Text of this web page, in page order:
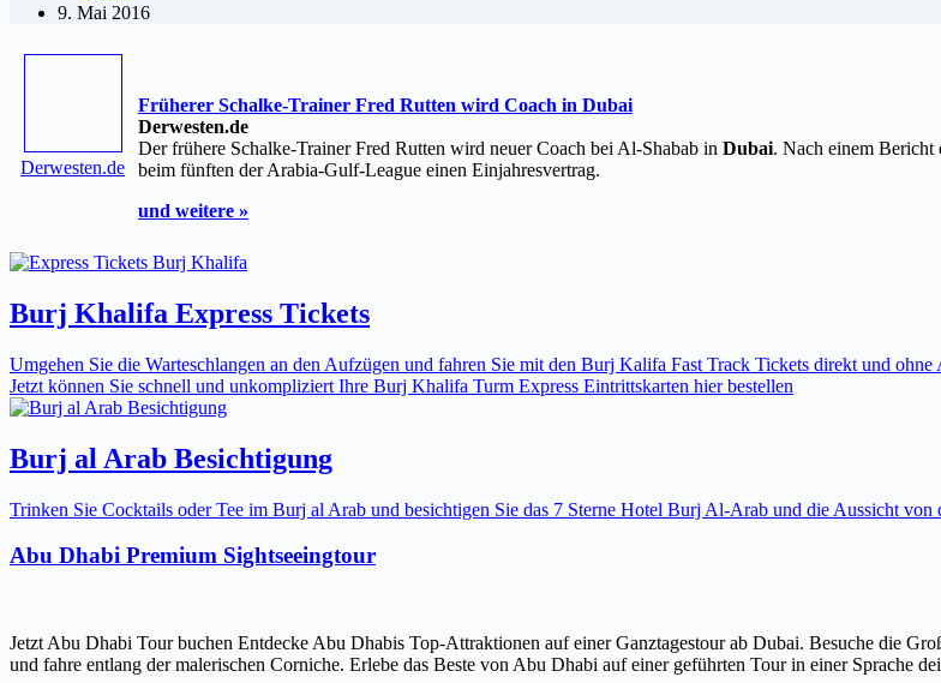
9. Mai 2016
Derwesten.de
Früherer Schalke-Trainer Fred Rutten wird Coach in Dubai
Derwesten.de
Der frühere Schalke-Trainer Fred Rutten wird neuer Coach bei Al-Shabab in Dubai. Nach einem Bericht
beim fünften der Arabia-Gulf-League einen Einjahresvertrag.
und weitere »
Burj Khalifa Express Tickets
Umgehen Sie die Warteschlangen an den Aufzügen und fahren Sie mit den Burj Kalifa Fast Track Tickets direkt und
Jetzt können Sie schnell und unkompliziert Ihre Burj Khalifa Turm Express Eintrittskarten hier bestellen
Burj al Arab Besichtigung
Trinken Sie Cocktails oder Tee im Burj al Arab und besichtigen Sie das 7 Sterne Hotel Burj Al-Arab und die Aussicht
Abu Dhabi Premium Sightseeingtour
Jetzt Abu Dhabi Tour buchen Entdecke Abu Dhabis Top-Attraktionen auf einer Ganztagestour ab Dubai. Besuche die
und fahre entlang der malerischen Corniche. Erlebe das Beste von Abu Dhabi auf einer geführten Tour in einer Sprache